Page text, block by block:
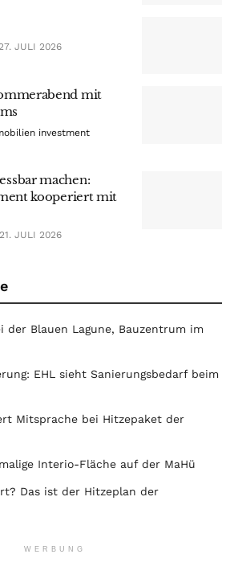
JULI 2026
mit
investment
machen:
kooperiert mit
JULI 2026
der Blauen Lagune, Bauzentrum im
EHL sieht Sanierungsbedarf beim
Mitsprache bei Hitzepaket der
Interio-Fläche auf der MaHü
Das ist der Hitzeplan der
WERBUNG